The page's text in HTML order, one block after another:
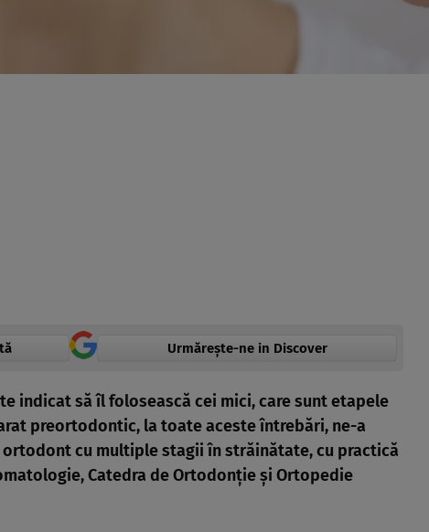
Urmărește-ne in Discover
indicat să îl folosească cei mici, care sunt etapele
preortodontic, la toate aceste întrebări, ne-a
ortodont cu multiple stagii în străinătate, cu practică
Catedra de Ortodonţie şi Ortopedie